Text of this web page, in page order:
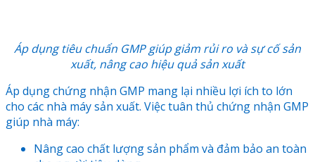
Áp dụng tiêu chuẩn GMP giúp giảm rủi ro và sự cố sản
xuất, nâng cao hiệu quả sản xuất
Áp dụng chứng nhận GMP mang lại nhiều lợi ích to lớn
cho các nhà máy sản xuất. Việc tuân thủ chứng nhận GMP
giúp nhà máy:
Nâng cao chất lượng sản phẩm và đảm bảo an toàn